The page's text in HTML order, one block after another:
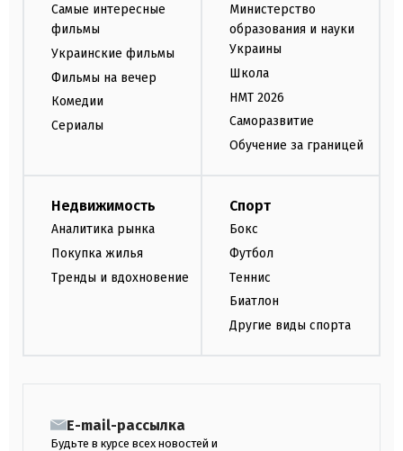
Самые интересные
фильмы
Украинские фильмы
Фильмы на вечер
Комедии
Сериалы
Министерство
образования и науки
Украины
Школа
НМТ 2026
Саморазвитие
Обучение за границей
Недвижимость
Аналитика рынка
Покупка жилья
Тренды и вдохновение
Спорт
Бокс
Футбол
Теннис
Биатлон
Другие виды спорта
E-mail-рассылка
Будьте в курсе всех новостей и